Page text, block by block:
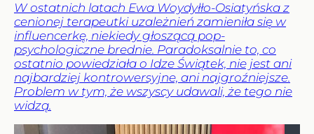
W ostatnich latach Ewa Woydyłło-Osiatyńska z
cenionej terapeutki uzależnień zamieniła się w
influencerkę, niekiedy głoszącą pop-
psychologiczne brednie. Paradoksalnie to, co
ostatnio powiedziała o Idze Świątek, nie jest ani
najbardziej kontrowersyjne, ani najgroźniejsze.
Problem w tym, że wszyscy udawali, że tego nie
widzą.